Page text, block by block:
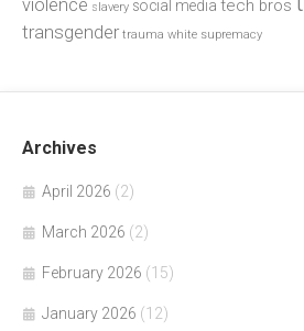
violence slavery social media tech bros
transgender trauma white supremacy
Archives
April 2026 (2)
March 2026 (2)
February 2026 (15)
January 2026 (12)